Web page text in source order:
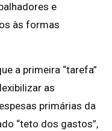
e
às formas
a primeira “tarefa”
as
primárias da
“teto dos gastos”,